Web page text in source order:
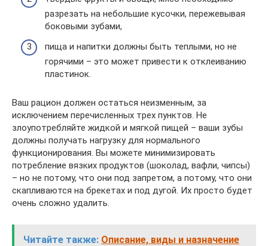
разрезать на небольшие кусочки, пережевывая
боковыми зубами,
пища и напитки должны быть теплыми, но не
горячими – это может привести к отклеиванию
пластинок.
Ваш рацион должен остаться неизменным, за
исключением перечисленных трех пунктов. Не
злоупотребляйте жидкой и мягкой пищей – ваши зубы
должны получать нагрузку для нормального
функционирования. Вы можете минимизировать
потребление вязких продуктов (шоколад, вафли, чипсы)
– но не потому, что они под запретом, а потому, что они
скапливаются на брекетах и под дугой. Их просто будет
очень сложно удалить.
Читайте также: Описание, виды и назначение